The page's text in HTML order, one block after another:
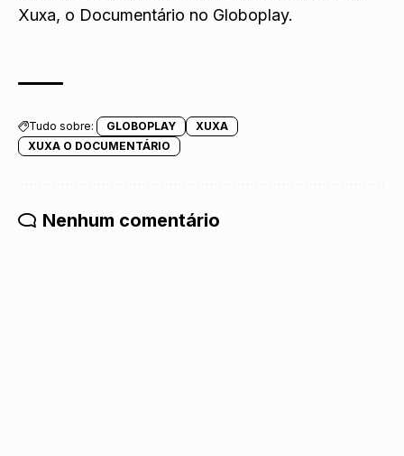
Xuxa, o Documentário no Globoplay.
Tudo sobre: GLOBOPLAY
XUXA
XUXA O DOCUMENTÁRIO
Nenhum comentário